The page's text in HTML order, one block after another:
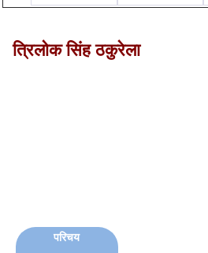
त्रिलोक सिंह ठकुरेला
परिचय